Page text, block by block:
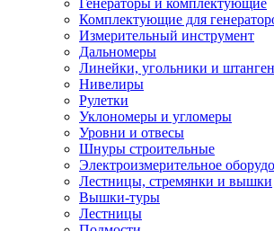
Комплектующие для
Измерительный инструмент
Дальномеры
Линейки, угольники и
Нивелиры
Рулетки
Уклономеры и угломеры
Уровни и отвесы
Шнуры строительные
Электроизмерительное
Лестницы, стремянки и вышки
Вышки-туры
Лестницы